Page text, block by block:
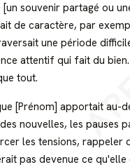
[un souvenir partagé ou
de caractère, par
une période
attentif qui fait du
tout.
[Prénom] apportait au-
nouvelles, les pauses
les tensions, rappeler
pas devenue ce